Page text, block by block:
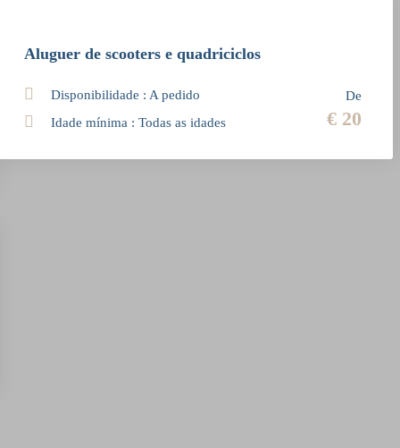
Aluguer de scooters e quadriciclos
De
€ 20
Disponibilidade : A pedido
Idade mínima : Todas as idades